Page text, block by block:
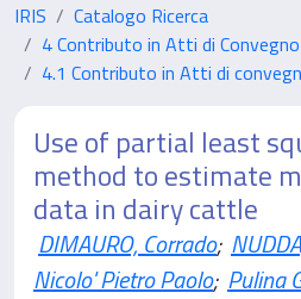
IRIS
Catalogo Ricerca
4 Contributo in Atti di
4.1 Contributo in Atti di
Use of partial least
method to estimate
data in dairy cattle
DIMAURO, Corrado;
Nicolo' Pietro Paolo; Pulina